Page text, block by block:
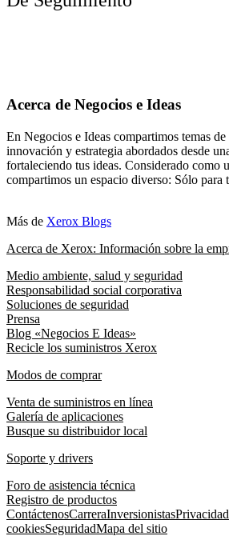
Acerca de Negocios e Ideas
En Negocios e Ideas compartimos temas
innovación y estrategia abordados desde
fortaleciendo tus ideas. Considerado como
compartimos un espacio diverso: Sólo para
Más de Xerox Blogs
Acerca de Xerox: Información sobre la
Medio ambiente, salud y seguridad
Responsabilidad social corporativa
Soluciones de seguridad
Prensa
Blog «Negocios E Ideas»
Recicle los suministros Xerox
Modos de comprar
Venta de suministros en línea
Galería de aplicaciones
Busque su distribuidor local
Soporte y drivers
Foro de asistencia técnica
Registro de productos
ContáctenosCarreraInversionistasPrivacidad
cookiesSeguridadMapa del sitio